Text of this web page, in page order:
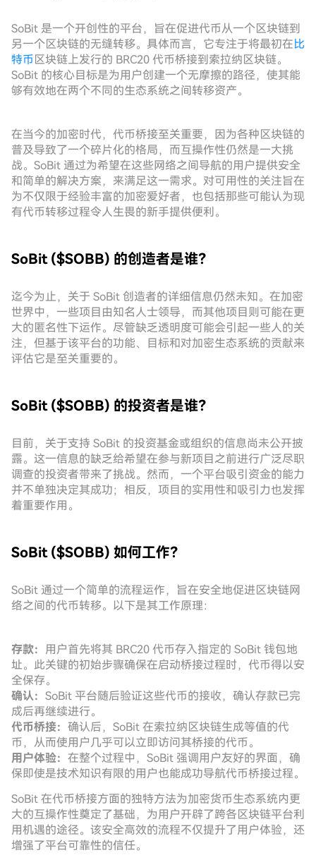
SoBit 是一个开创性的平台，旨在促进代币从一个区块链到
另一个区块链的无缝转移。具体而言，它专注于将最初在比
特币区块链上发行的 BRC20 代币桥接到索拉纳区块链。
SoBit 的核心目标是为用户创建一个无摩擦的路径，使其能
够有效地在两个不同的生态系统之间转移资产。
在当今的加密时代，代币桥接至关重要，因为各种区块链的
普及导致了一个碎片化的格局，而互操作性仍然是一大挑
战。SoBit 通过为希望在这些网络之间导航的用户提供安全
和简单的解决方案，来满足这一需求。对可用性的关注旨在
为不仅限于经验丰富的加密爱好者，也包括那些可能认为现
有代币转移过程令人生畏的新手提供便利。
SoBit ($SOBB) 的创造者是谁？
迄今为止，关于 SoBit 创造者的详细信息仍然未知。在加密
世界中，一些项目由知名人士领导，而其他项目则可能在更
大的匿名性下运作。尽管缺乏透明度可能会引起一些人的关
注，但基于该平台的功能、目标和对加密生态系统的贡献来
评估它是至关重要的。
SoBit ($SOBB) 的投资者是谁？
目前，关于支持 SoBit 的投资基金或组织的信息尚未公开披
露。这一信息的缺乏给希望在参与新项目之前进行广泛尽职
调查的投资者带来了挑战。然而，一个平台吸引资金的能力
并不单独决定其成功；相反，项目的实用性和吸引力也发挥
着重要作用。
SoBit ($SOBB) 如何工作？
SoBit 通过一个简单的流程运作，旨在安全地促进区块链网
络之间的代币转移。以下是其工作原理：
存款： 用户首先将其 BRC20 代币存入指定的 SoBit 钱包地
址。此关键的初始步骤确保在启动桥接过程时，代币得以安
全保存。
确认： SoBit 平台随后验证这些代币的接收，确认存款已完
成后再继续进行。
代币桥接： 确认后，SoBit 在索拉纳区块链生成等值的代
币，从而使用户几乎可以立即访问其桥接的代币。
用户体验： 在整个过程中，SoBit 强调用户友好的界面，确
保即使是技术知识有限的用户也能成功导航代币桥接过程。
SoBit 在代币桥接方面的独特方法为加密货币生态系统内更
大的互操作性奠定了基础，为用户开辟了跨各区块链平台利
用机遇的途径。该安全高效的流程不仅提升了用户体验，还
增强了平台可靠性的信任。